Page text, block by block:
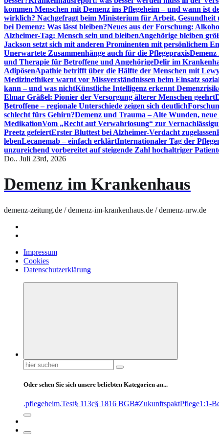
kommen Menschen mit Demenz ins Pflegeheim – und wann ist
wirklich? Nachgefragt beim Ministerium für Arbeit, Gesundheit
bei Demenz: Was lässt bleiben?Neues aus der Forschung:
Alzheimer-Tag: Mensch sein und bleibenAngehörige bleiben
Jackson setzt sich mit anderen Prominenten mit persönlichem
Unerwartete Zusammenhänge auch für die Pflegepraxis
und Therapie für Betroffene und AngehörigeDelir im
AdipösenApathie betrifft über die Hälfte der Menschen mit
Medizinethiker warnt vor Missverständnissen beim Einsatz
kann – und was nichtKünstliche Intelligenz erkennt
Elmar Gräßel: Pionier der Versorgung älterer Menschen geehrt
Betroffene – regionale Unterschiede zeigen sich deutlich
schlecht fürs Gehirn?Demenz und Trauma – Alte Wunden,
MedikationVom „Recht auf Verwahrlosung“ zur
Preetz gefeiertErster Bluttest bei Alzheimer-Verdacht zugelassen
lebenLecanemab – einfach erklärtInternationaler Tag der
unzureichend vorbereitet auf steigende Zahl hochaltriger
Do.. Juli 23rd, 2026
Demenz im Krankenhaus
demenz-zeitung.de / demenz-im-krankenhaus.de / demenz-nrw.de
Impressum
Cookies
Datenschutzerklärung
Suchen
nach:
Oder sehen Sie sich unsere beliebten Kategorien an...
.pflegeheim.Test§ 113c§ 1816 BGB#ZukunftspaktPflege1:1-